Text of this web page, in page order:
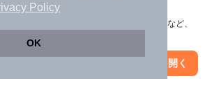
Policy
OK
替えて、サクサクお部屋探し
ですぐ使える。マップ検索やお気に入り保存など、
アプリを開く
絞り込み条件を変更